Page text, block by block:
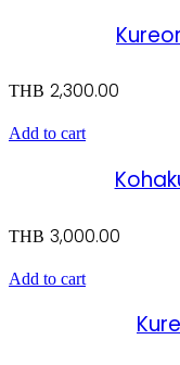
THB 2,300.00
Add to cart
THB 3,000.00
Add to cart